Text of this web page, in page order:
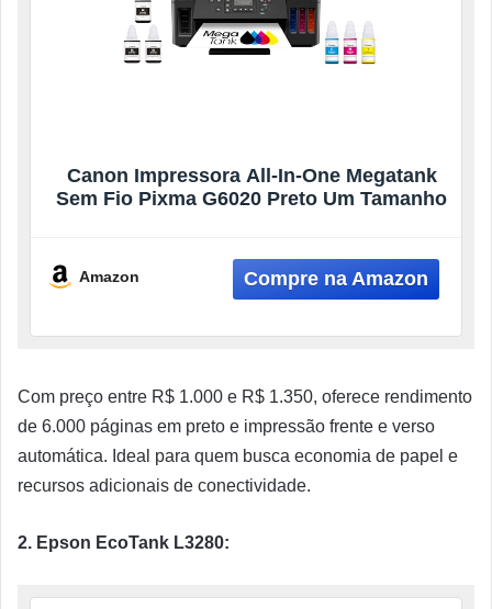
Canon Impressora All-In-One Megatank
Sem Fio Pixma G6020 Preto Um Tamanho
Amazon
Com preço entre R$ 1.000 e R$ 1.350, oferece rendimento
de 6.000 páginas em preto e impressão frente e verso
automática. Ideal para quem busca economia de papel e
recursos adicionais de conectividade.
2. Epson EcoTank L3280: